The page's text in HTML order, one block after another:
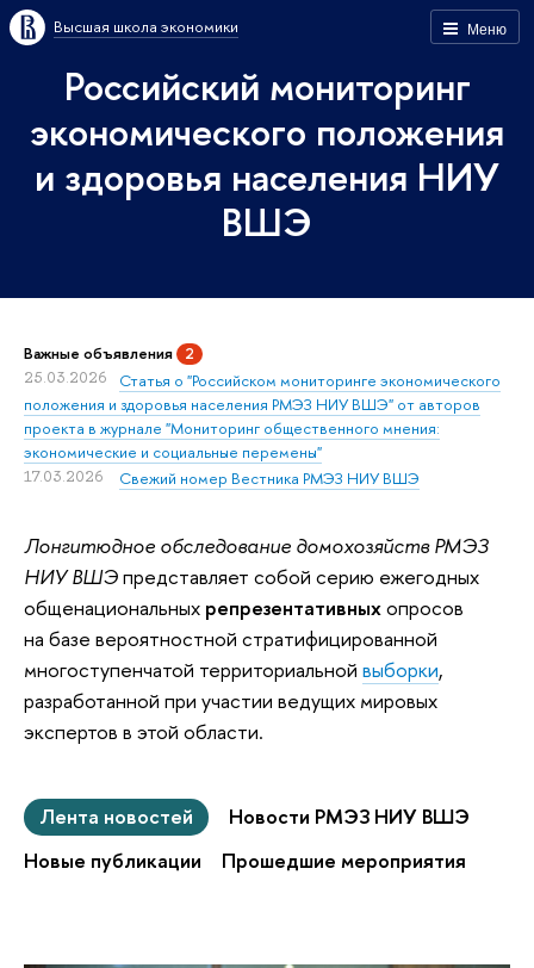
Меню
Высшая школа экономики
Российский мониторинг
экономического положения
и здоровья населения НИУ
ВШЭ
Важные объявления 2
25.03.2026
Статья о "Российском мониторинге экономического
положения и здоровья населения РМЭЗ НИУ ВШЭ" от авторов
проекта в журнале "Мониторинг общественного мнения:
экономические и социальные перемены"
17.03.2026 Свежий номер Вестника РМЭЗ НИУ ВШЭ
Лонгитюдное обследование домохозяйств РМЭЗ
НИУ ВШЭпредставляет собой серию ежегодных
общенациональных репрезентативныхопросов
на базе вероятностной стратифицированной
многоступенчатой территориальной выборки,
разработанной при участии ведущих мировых
экспертов в этой области.
Лента новостей
Новости РМЭЗ НИУ ВШЭ
Новые публикации
Прошедшие мероприятия